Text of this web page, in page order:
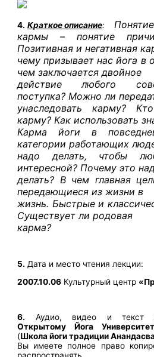
4. Краткое описание:
Понятие
кармы – понятие
Позитивная и негативная
чему призывает нас йога в
чем заключается двойное
действие любого
поступка? Можно ли
унаследовать карму?
карму? Как использовать
Карма йоги в
категории работающих
надо делать, чтобы
интересной? Почему это
делать? В чем главная
передающиеся из жизни в
жизнь. Быстрые и
Существует ли родовая
карма?
5. Дата и место чтения лекции:
2007.10.06 Культурный центр
6. Аудио, видео и текст
Открытому Йога
(Школа йоги традиции
Вы имеете полное право